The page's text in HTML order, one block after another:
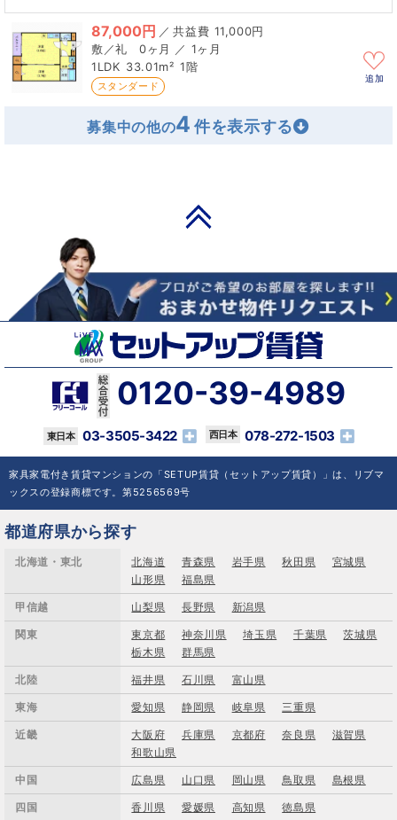
87,000円 ／
11,000円
0ヶ月 ／ 1ヶ月
1LDK 33.01m² 1階
スタンダード
追加
募集中の他の4
0120-39-4989
03-3505-3422 078-272-1503
家具家電付き賃貸マンションの「SETUP賃貸（セットアップ賃貸）」は、リブマ
ックスの登録商標です。第5256569号
都道府県から探す
北海道・東北 北海道 青森県 岩手県 秋田県
宮城県
山形県
福島県
甲信越 山梨県 長野県 新潟県
関東 東京都 神奈川県 埼玉県 千葉県
茨城県
栃木県
群馬県
北陸 福井県 石川県 富山県
東海 愛知県 静岡県 岐阜県 三重県
近畿 大阪府 兵庫県 京都府 奈良県
滋賀県
和歌山県
中国 広島県 山口県 岡山県 鳥取県 島根県
四国 香川県 愛媛県 高知県 徳島県